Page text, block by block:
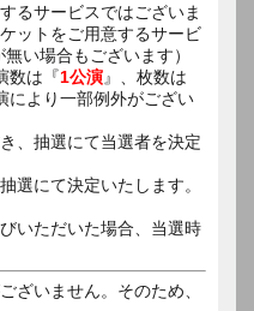
るサービスではございま
ットをご用意するサービ
い場合もございます）
数は『1公演』、枚数は
により一部例外がござい
、抽選にて当選者を決定
選にて決定いたします。
いただいた場合、当選時
ざいません。そのため、